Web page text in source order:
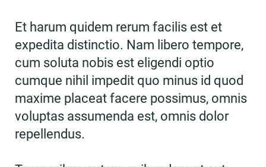
Et harum quidem rerum facilis est et
expedita distinctio. Nam libero tempore,
cum soluta nobis est eligendi optio
cumque nihil impedit quo minus id quod
maxime placeat facere possimus, omnis
voluptas assumenda est, omnis dolor
repellendus.